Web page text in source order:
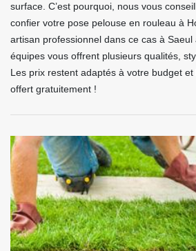
surface. C’est pourquoi, nous vous
confier votre pose pelouse en rouleau à
artisan professionnel dans ce cas à
équipes vous offrent plusieurs qualités,
Les prix restent adaptés à votre budget
offert gratuitement !